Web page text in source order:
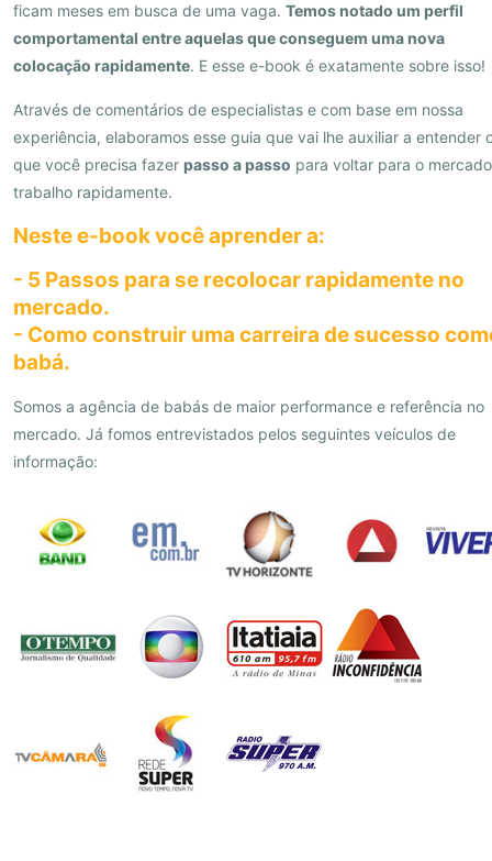
ficam meses em busca de uma vaga. Temos notado um perfil
comportamental entre aquelas que conseguem uma nova
colocação rapidamente. E esse e-book é exatamente sobre isso!
Através de comentários de especialistas e com base em nossa
experiência, elaboramos esse guia que vai lhe auxiliar a entender
que você precisa fazer passo a passo para voltar para o
trabalho rapidamente.
Neste e-book você aprender a:
- 5 Passos para se recolocar rapidamente no
mercado.
- Como construir uma carreira de sucesso
babá.
Somos a agência de babás de maior performance e referência no
mercado. Já fomos entrevistados pelos seguintes veículos de
informação: